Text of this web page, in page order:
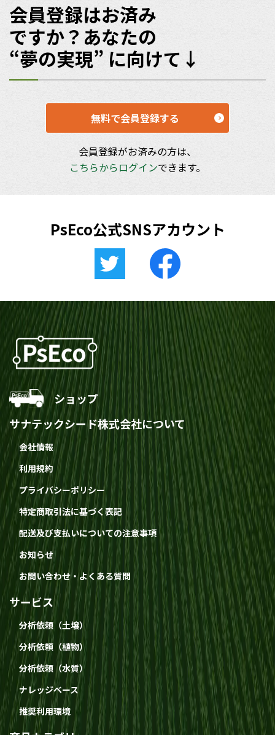
会員登録はお済み
ですか？あなたの
“夢の実現” に向けて↓
無料で会員登録する
会員登録がお済みの方は、
PsEco公式SNSアカウント
ショップ
サナテックシード株式会社について
会社情報
利用規約
プライバシーポリシー
特定商取引法に基づく表記
配送及び支払いについての注意事項
お知らせ
お問い合わせ・よくある質問
サービス
分析依頼（土壌）
分析依頼（植物）
分析依頼（水質）
ナレッジベース
推奨利用環境